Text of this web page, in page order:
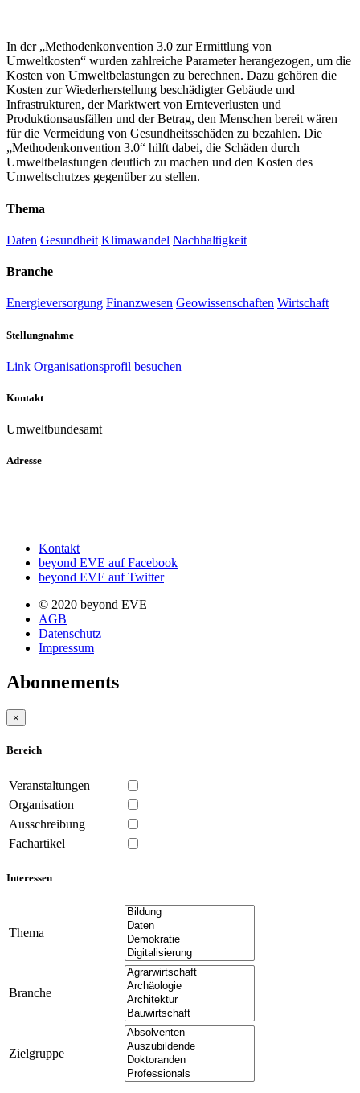
In der „Methodenkonvention 3.0 zur Ermittlung von
Umweltkosten“ wurden zahlreiche Parameter herangezogen, um die
Kosten von Umweltbelastungen zu berechnen. Dazu gehören die
Kosten zur Wiederherstellung beschädigter Gebäude und
Infrastrukturen, der Marktwert von Ernteverlusten und
Produktionsausfällen und der Betrag, den Menschen bereit wären
für die Vermeidung von Gesundheitsschäden zu bezahlen. Die
„Methodenkonvention 3.0“ hilft dabei, die Schäden durch
Umweltbelastungen deutlich zu machen und den Kosten des
Umweltschutzes gegenüber zu stellen.
Thema
Daten Gesundheit Klimawandel Nachhaltigkeit
Branche
Energieversorgung Finanzwesen Geowissenschaften Wirtschaft
Stellungnahme
Link Organisationsprofil besuchen
Kontakt
Umweltbundesamt
Adresse
Kontakt
beyond EVE auf Facebook
beyond EVE auf Twitter
© 2020 beyond EVE
AGB
Datenschutz
Impressum
Abonnements
×
Bereich
Veranstaltungen
Organisation
Ausschreibung
Fachartikel
Interessen
Thema
Branche
Zielgruppe